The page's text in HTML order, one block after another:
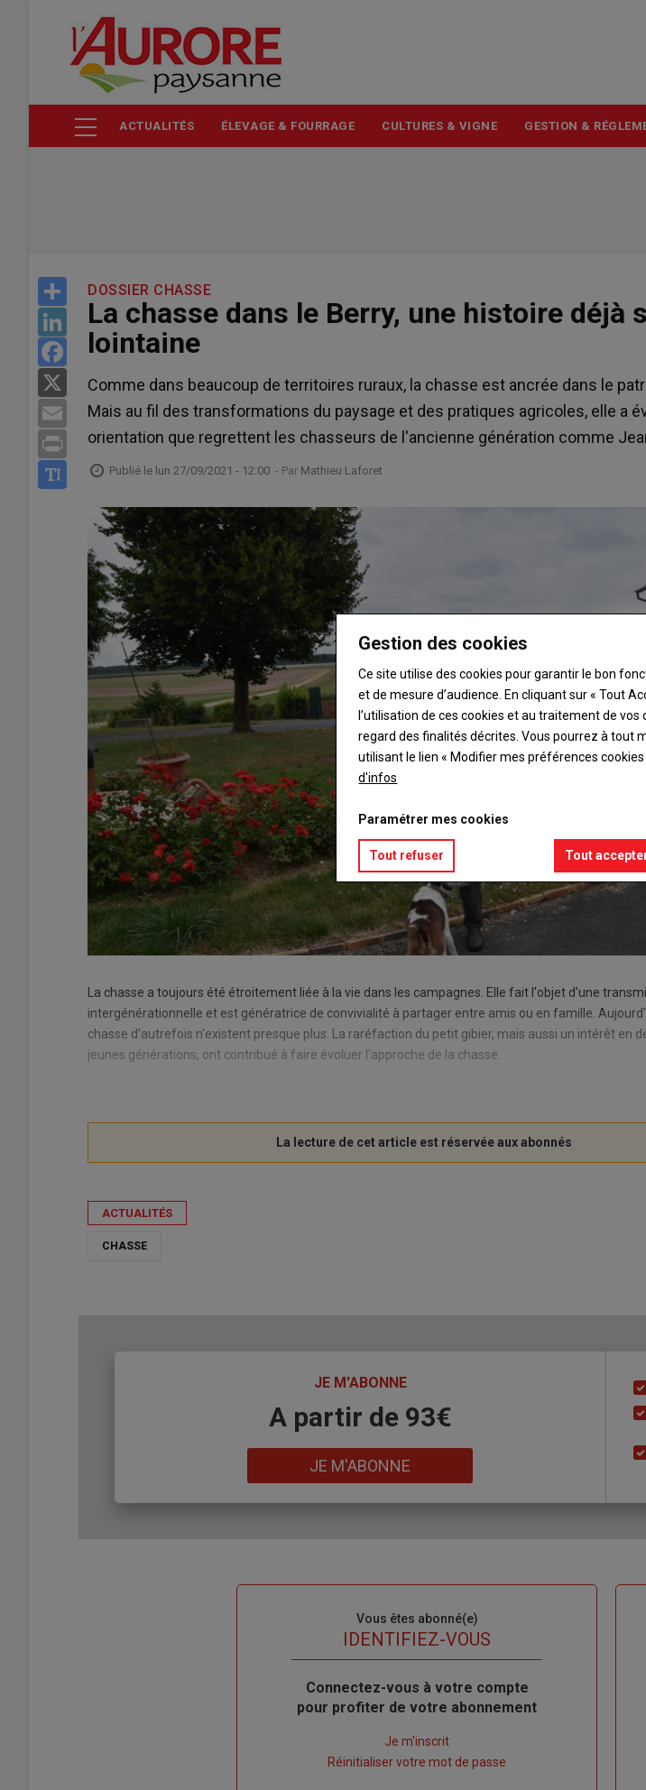
contenu
ACTUALITÉS ÉLEVAGE & FOURRAGE CULTURES & VIGNE GESTION &
Share
LinkedIn
Facebook
Email
Print
DOSSIER CHASSE
La chasse dans le Berry, une histoire déjà
lointaine
Comme dans beaucoup de territoires ruraux, la chasse est ancrée dans le
Mais au fil des transformations du paysage et des pratiques agricoles, elle a
orientation que regrettent les chasseurs de l'ancienne génération comme
Publié le lun 27/09/2021 - 12:00 - Par Mathieu Laforet
La chasse a toujours été étroitement liée à la vie dans les campagnes. Elle fait l'objet d'une
intergénérationnelle et est génératrice de convivialité à partager entre amis ou en famille.
chasse d'autrefois n'existent presque plus. La raréfaction du petit gibier, mais aussi un intérêt en
jeunes générations, ont contribué à faire évoluer l'approche de la chasse.
ACTUALITÉS
CHASSE
JE M'ABONNE
A partir de 93€
JE M'ABONNE
à
Vous êtes abonné(e)
IDENTIFIEZ-VOUS
Body
Connectez-vous à votre compte
pour profiter de votre abonnement
Je m'inscrit
Réinitialiser votre mot de passe
Gestion des cookies
Ce site utilise des cookies pour garantir le bon
et de mesure d’audience. En cliquant sur « Tout
l’utilisation de ces cookies et au traitement de
regard des finalités décrites. Vous pourrez à tout
utilisant le lien « Modifier mes préférences
d'infos
Paramétrer mes cookies
Tout refuser Tout